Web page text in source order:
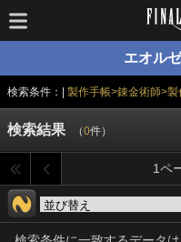
エオル
検索条件：| 製作手帳>錬金術師>
検索結果 （0件）
1ペ